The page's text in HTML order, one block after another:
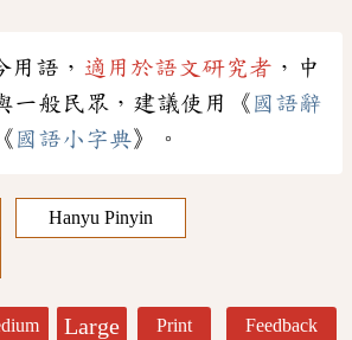
用語， 適用於語文研究者 ，中
一般民眾，建議使用《 國語辭
國語小字典》。
Hanyu Pinyin
Large Print Feedback